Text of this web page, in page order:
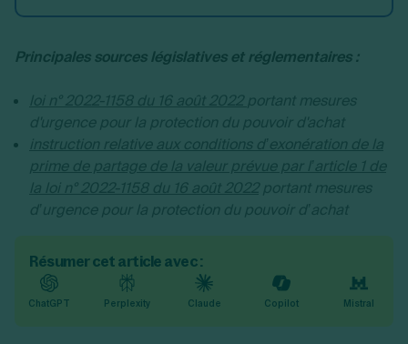
Principales sources législatives et réglementaires :
loi n° 2022-1158 du 16 août 2022 portant mesures
d'urgence pour la protection du pouvoir d'achat
instruction relative aux conditions d’exonération de la
prime de partage de la valeur prévue par l’article 1 de
la loi n° 2022-1158 du 16 août 2022portant mesures
d’urgence pour la protection du pouvoir d’achat
Résumer cet article avec :
ChatGPT Perplexity Claude Copilot Mistral